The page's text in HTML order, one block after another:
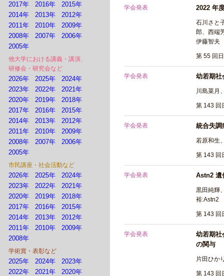
2017年
2016年
2015年
2014年
2013年
2012年
2011年
2010年
2009年
2008年
2007年
2006年
2005年
他大学における講義・講演、
研修会・研究会など
2026年 2025年
2024年
2023年
2022年
2021年
2020年
2019年
2018年
2017年
2016年
2015年
2014年
2013年
2012年
2011年
2010年
2009年
2008年
2007年
2006年
2005年
市民講座・社会活動など
2026年 2025年
2024年
2023年
2022年
2021年
2020年
2019年
2018年
2017年
2016年
2015年
2014年
2013年
2012年
2011年
2010年
2009年
2008年
学術賞・表彰など
2025年 2024年
2023年
2022年
2021年
2020年
学会発表 2022 年
石川さと
郎、西端
伊藤智夫
第 55 回
学会発表 幼若期社
川島菜月
第 143 回
学会発表 統合失調
若原和生
第 143 回
学会発表 Astn2 遺
黒田純輝
裕:Astn2
第 143 回
学会発表
幼若期社
の関与
片田ひか
第 143 回